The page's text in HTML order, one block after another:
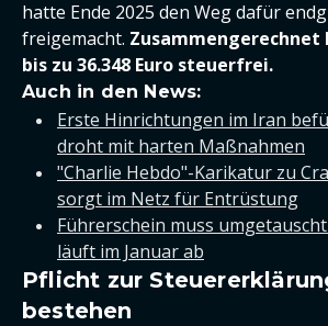
hatte Ende 2025 den Weg dafür
freigemacht.
bis zu 36.348 Euro steuerfrei.
Auch in den News:
Erste Hinrichtungen im Iran
droht mit harten Maßnahmen
"Charlie Hebdo"-Karikatur zu
sorgt im Netz für Entrüstung
Führerschein muss
läuft im Januar ab
Pflicht zur
bestehen